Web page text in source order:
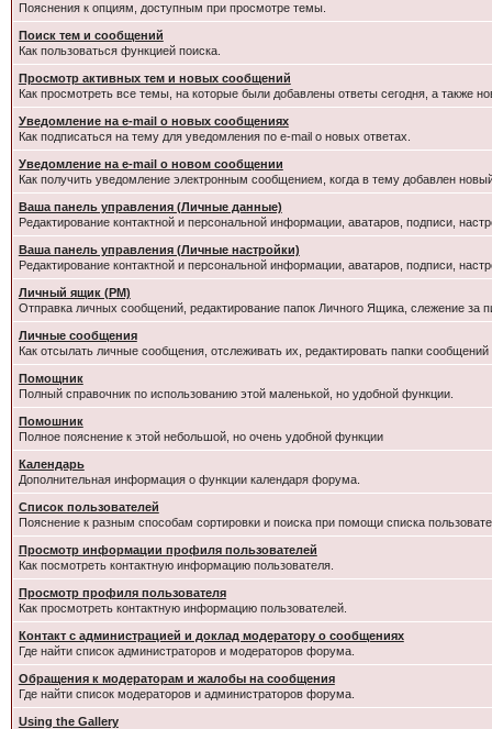
Пояснения к опциям, доступным при просмотре темы.
Поиск тем и сообщений
Как пользоваться функцией поиска.
Просмотр активных тем и новых сообщений
Как просмотреть все темы, на которые были добавлены ответы сегодня, а также
Уведомление на e-mail о новых сообщениях
Как подписаться на тему для уведомления по e-mail о новых ответах.
Уведомление на е-mail о новом сообщении
Как получить уведомление электронным сообщением, когда в тему добавлен
Ваша панель управления (Личные данные)
Редактирование контактной и персональной информации, аватаров, подписи,
Ваша панель управления (Личные настройки)
Редактирование контактной и персональной информации, аватаров, подписи,
Личный ящик (PM)
Отправка личных сообщений, редактирование папок Личного Ящика, слежение за
Личные сообщения
Как отсылать личные сообщения, отслеживать их, редактировать папки
Помощник
Полный справочник по использованию этой маленькой, но удобной функции.
Помошник
Полное пояснение к этой небольшой, но очень удобной функции
Календарь
Дополнительная информация о функции календаря форума.
Список пользователей
Пояснение к разным способам сортировки и поиска при помощи списка
Просмотр информации профиля пользователей
Как посмотреть контактную информацию пользователя.
Просмотр профиля пользователя
Как просмотреть контактную информацию пользователей.
Контакт с администрацией и доклад модератору о сообщениях
Где найти список администраторов и модераторов форума.
Обращения к модераторам и жалобы на сообщения
Где найти список модераторов и администраторов форума.
Using the Gallery